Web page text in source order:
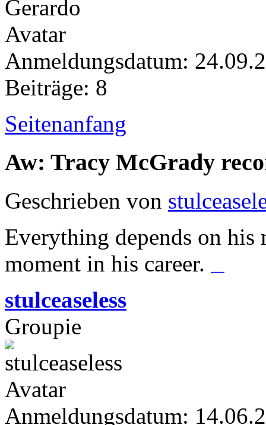
Anmeldungsdatum:
Beiträge: 8
Seitenanfang
Aw: Tracy McGrady
Geschrieben von
Everything depends on his
moment in his career.
residential demolition
stulceaseless
Groupie
Anmeldungsdatum: